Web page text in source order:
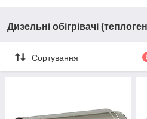
Дизельні обігрівачі
Сортування